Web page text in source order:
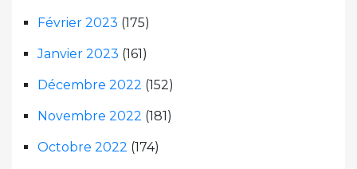
Février 2023 (175)
Janvier 2023 (161)
Décembre 2022 (152)
Novembre 2022 (181)
Octobre 2022 (174)